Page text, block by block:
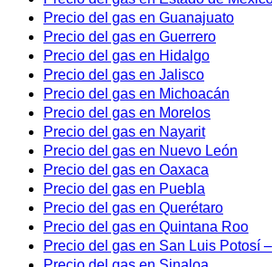
Precio del gas en Guanajuato
Precio del gas en Guerrero
Precio del gas en Hidalgo
Precio del gas en Jalisco
Precio del gas en Michoacán
Precio del gas en Morelos
Precio del gas en Nayarit
Precio del gas en Nuevo León
Precio del gas en Oaxaca
Precio del gas en Puebla
Precio del gas en Querétaro
Precio del gas en Quintana Roo
Precio del gas en San Luis Potosí